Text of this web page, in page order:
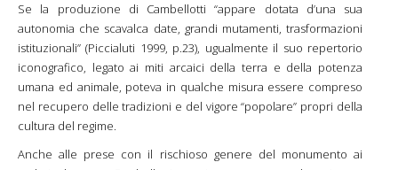
Se la produzione di Cambellotti “appare dotata d’una sua
autonomia che scavalca date, grandi mutamenti, trasformazioni
istituzionali” (Piccialuti 1999, p.23), ugualmente il suo repertorio
iconografico, legato ai miti arcaici della terra e della potenza
umana ed animale, poteva in qualche misura essere compreso
nel recupero delle tradizioni e del vigore “popolare” propri della
cultura del regime.
Anche alle prese con il rischioso genere del monumento ai